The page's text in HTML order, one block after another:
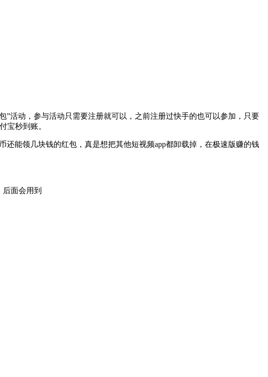
”活动，参与活动只需要注册就可以，之前注册过快手的也可以参加，只要
宝秒到账。
能领几块钱的红包，真是想把其他短视频app都卸载掉，在极速版赚的钱
面会用到